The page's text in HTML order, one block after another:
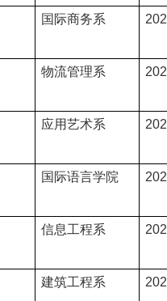
国际商务系
物流管理系
应用艺术系
国际语言学院
信息工程系
建筑工程系